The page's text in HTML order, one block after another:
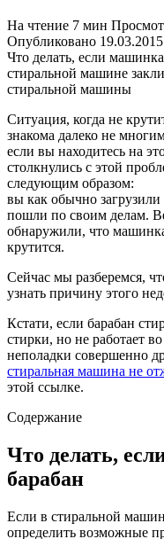
На чтение 7 мин
Опубликовано 19.03.2015
Что делать, если
стиральной машине
стиральной машины
Ситуация, когда не
знакома далеко не
если вы находитесь на
столкнулись с этой
следующим образом:
вы как обычно
пошли по своим делам.
обнаружили, что
крутится.
Сейчас мы разберемся,
узнать причину этого
Кстати, если барабан
стирки, но не работает
неполадки совершенно
стиральная машина не
этой ссылке.
Содержание
Что делать,
барабан
Если в стиральной
определить возможные